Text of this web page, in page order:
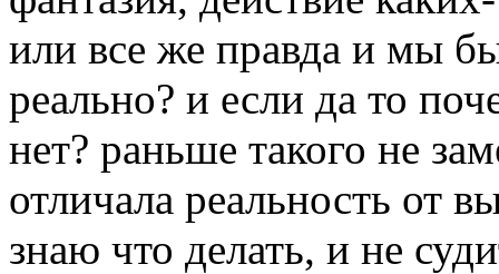
или все же правда и мы
реально? и если да то
нет? раньше такого не
отличала реальность от
знаю что делать, и не